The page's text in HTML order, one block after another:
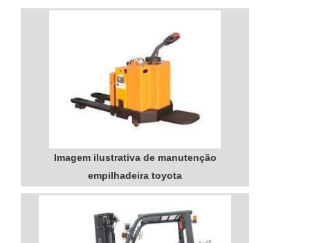
de equipamento de grande ou pequeno
profissionais capacitados em manutenção
de empilhadeira sejam elas elétricas, ma...
Imagem ilustrativa de manutenção
empilhadeira toyota